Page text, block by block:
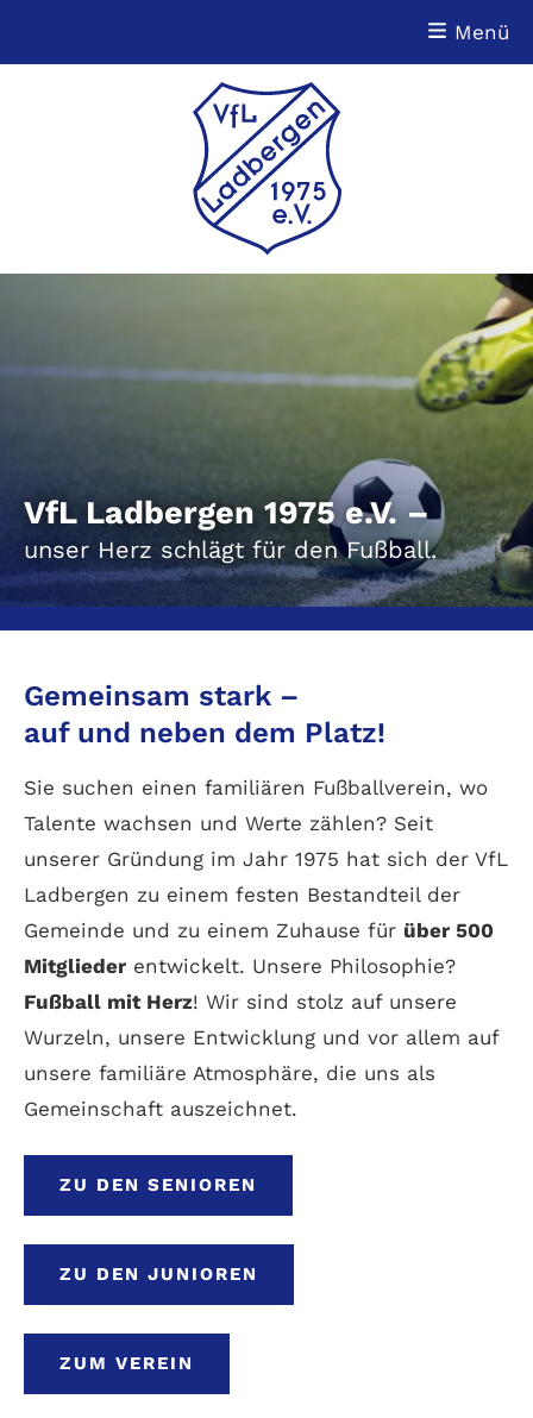
Menü
VfL Ladbergen 1975 e.V. –
unser Herz schlägt für den Fußball.
Gemeinsam stark –
auf und neben dem Platz!
Sie suchen einen familiären Fußballverein, wo
Talente wachsen und Werte zählen? Seit
unserer Gründung im Jahr 1975 hat sich der VfL
Ladbergen zu einem festen Bestandteil der
Gemeinde und zu einem Zuhause für über 500
Mitglieder entwickelt. Unsere Philosophie?
Fußball mit Herz! Wir sind stolz auf unsere
Wurzeln, unsere Entwicklung und vor allem auf
unsere familiäre Atmosphäre, die uns als
Gemeinschaft auszeichnet.
ZU DEN SENIOREN
ZU DEN JUNIOREN
ZUM VEREIN